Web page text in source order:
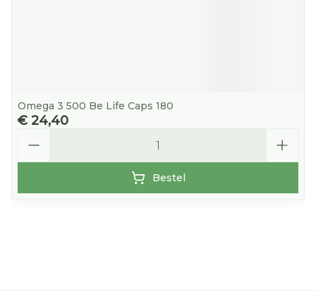
Omega 3 500 Be Life Caps 180
€ 24,40
Bestel